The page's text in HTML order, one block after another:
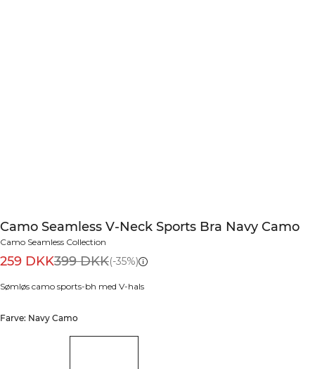
Camo Seamless V-Neck Sports Bra Navy Camo
Camo Seamless Collection
259 DKK399 DKK(-35%)
Sømløs camo sports-bh med V-hals
Farve: Navy Camo